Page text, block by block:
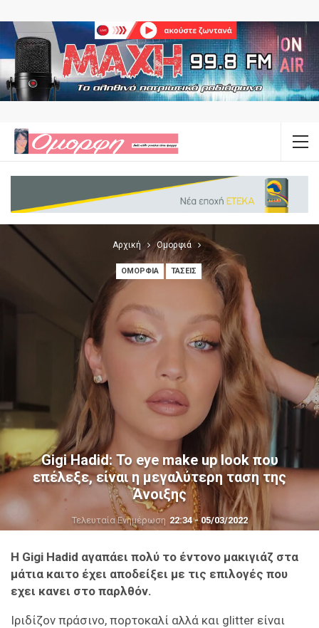
Αρχική Ομορφιά
ΟΜΟΡΦΙΆ ΤΆΣΕΙΣ
Gigi Hadid: Το eye make up look που
επέλεξε, είναι η μεγαλύτερη ταση της
Άνοιξης
Τελευταία Ενημέρωση 22:34 - 05/03/2022
Η Gigi Hadid αγαπάει πολύ το έντονο μακιγιάζ στα
μάτια καιτο έχει αποδείξει με τις επιλογές που
εχει κανει στο παρλθόν.
Ιριδίζον πράσινο, πορτοκαλί αλλά και glitter είναι